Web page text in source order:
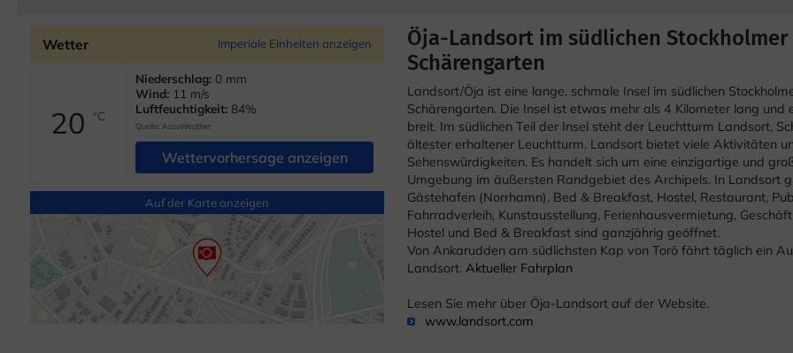
Wetter Imperiale Einheiten anzeigen
20°C
Niederschlag: 0 mm
Wind: 11 m/s
Luftfeuchtigkeit: 84%
Quelle: AccuWeather
Wettervorhersage anzeigen
Auf der Karte anzeigen
Öja-Landsort im südlichen Stockholmer
Schärengarten
Landsort/Öja ist eine lange, schmale Insel im südlichen
Schärengarten. Die Insel ist etwas mehr als 4 Kilometer lang und
breit. Im südlichen Teil der Insel steht der Leuchtturm Landsort,
ältester erhaltener Leuchtturm. Landsort bietet viele Aktivitäten
Sehenswürdigkeiten. Es handelt sich um eine einzigartige und
Umgebung im äußersten Randgebiet des Archipels. In Landsort
Gästehafen (Norrhamn), Bed & Breakfast, Hostel, Restaurant,
Fahrradverleih, Kunstausstellung, Ferienhausvermietung,
Hostel und Bed & Breakfast sind ganzjährig geöffnet.
Von Ankarudden am südlichsten Kap von Torö fährt täglich ein
Landsort. Aktueller Fahrplan
Lesen Sie mehr über Öja-Landsort auf der Website.
www.landsort.com